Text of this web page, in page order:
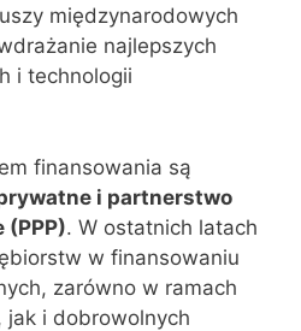
międzynarodowych
najlepszych
i technologii
finansowania są
i partnerstwo
. W ostatnich latach
w finansowaniu
zarówno w ramach
i dobrowolnych